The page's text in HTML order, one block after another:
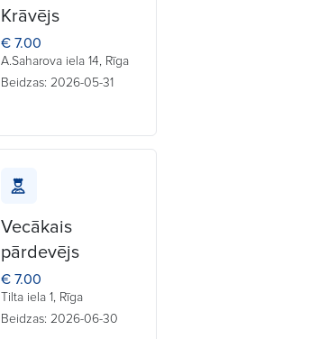
Krāvējs
€ 7.00
A.Saharova iela 14, Rīga
Beidzas: 2026-05-31
Vecākais
pārdevējs
€ 7.00
Tilta iela 1, Rīga
Beidzas: 2026-06-30